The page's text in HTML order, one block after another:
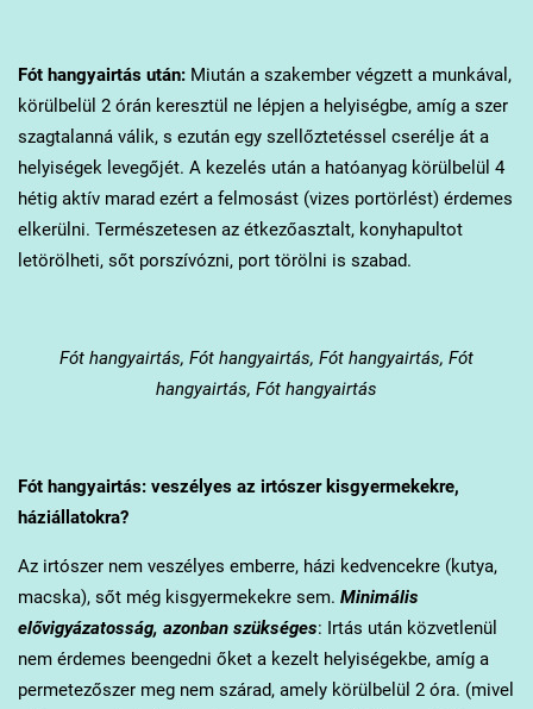
Fóthangyairtás után:Miután a szakember végzett a munkával,
körülbelül 2 órán keresztül ne lépjen a helyiségbe, amíg a szer
szagtalanná válik, s ezután egy szellőztetéssel cserélje át a
helyiségek levegőjét. A kezelés után a hatóanyag körülbelül 4
hétig aktív marad ezért a felmosást (vizes portörlést) érdemes
elkerülni. Természetesen az étkezőasztalt, konyhapultot
letörölheti, sőt porszívózni, port törölni is szabad.
Fót hangyairtás, Fót hangyairtás, Fót hangyairtás, Fót
hangyairtás, Fót hangyairtás
Fóthangyairtás: veszélyes az irtószer kisgyermekekre,
háziállatokra?
Az irtószer nem veszélyes emberre, házi kedvencekre (kutya,
macska), sőt még kisgyermekekre sem. Minimális
elővigyázatosság, azonban szükséges: Irtás után közvetlenül
nem érdemes beengedni őket a kezelt helyiségekbe, amíg a
permetezőszer meg nem szárad, amely körülbelül 2 óra. (mivel